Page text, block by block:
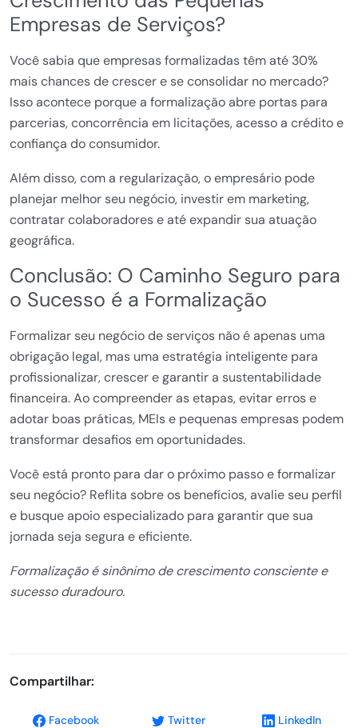
Empresas de Serviços?
Você sabia que empresas formalizadas têm até 30%
mais chances de crescer e se consolidar no mercado?
Isso acontece porque a formalização abre portas para
parcerias, concorrência em licitações, acesso a crédito e
confiança do consumidor.
Além disso, com a regularização, o empresário pode
planejar melhor seu negócio, investir em marketing,
contratar colaboradores e até expandir sua atuação
geográfica.
Conclusão: O Caminho Seguro para
o Sucesso é a Formalização
Formalizar seu negócio de serviços não é apenas uma
obrigação legal, mas uma estratégia inteligente para
profissionalizar, crescer e garantir a sustentabilidade
financeira. Ao compreender as etapas, evitar erros e
adotar boas práticas, MEIs e pequenas empresas podem
transformar desafios em oportunidades.
Você está pronto para dar o próximo passo e formalizar
seu negócio? Reflita sobre os benefícios, avalie seu perfil
e busque apoio especializado para garantir que sua
jornada seja segura e eficiente.
Formalização é sinônimo de crescimento consciente e
sucesso duradouro.
Compartilhar:
Facebook Twitter LinkedIn